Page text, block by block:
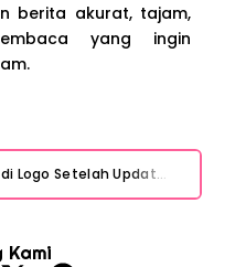
berita akurat, tajam,
yang ingin
HP Infinix Stuck di Logo Setelah Update XOS? Jangan Panik, Cek Ini Sebelum Reset Data!
Kami